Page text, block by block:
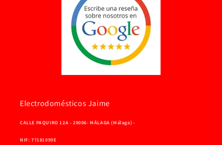
Electrodomésticos Jaime
CALLE PAQUIRO 12A - 29006- MÁLAGA (Málaga) -
NIF: 77181099E